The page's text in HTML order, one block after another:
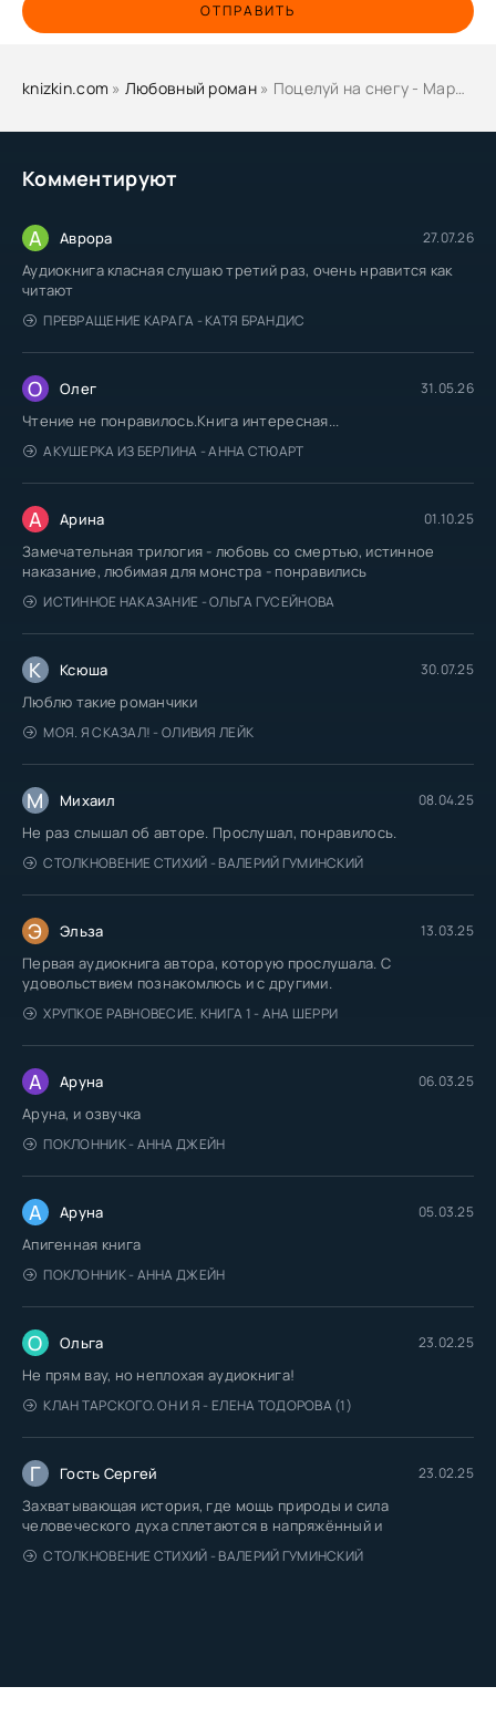
Комментируют
А Аврора 27.07.26
Аудиокнига класная слушаю третий раз, очень нравится как
читают
ПРЕВРАЩЕНИЕ КАРАГА - КАТЯ БРАНДИС
О Олег 31.05.26
Чтение не понравилось.Книга интересная...
АКУШЕРКА ИЗ БЕРЛИНА - АННА СТЮАРТ
А Арина 01.10.25
Замечательная трилогия - любовь со смертью, истинное
наказание, любимая для монстра - понравились
ИСТИННОЕ НАКАЗАНИЕ - ОЛЬГА ГУСЕЙНОВА
К Ксюша 30.07.25
Люблю такие романчики
МОЯ. Я СКАЗАЛ! - ОЛИВИЯ ЛЕЙК
М Михаил 08.04.25
Не раз слышал об авторе. Прослушал, понравилось.
СТОЛКНОВЕНИЕ СТИХИЙ - ВАЛЕРИЙ ГУМИНСКИЙ
Э Эльза 13.03.25
Первая аудиокнига автора, которую прослушала. С
удовольствием познакомлюсь и с другими.
ХРУПКОЕ РАВНОВЕСИЕ. КНИГА 1 - АНА ШЕРРИ
А Аруна 06.03.25
Аруна, и озвучка
ПОКЛОННИК - АННА ДЖЕЙН
А Аруна 05.03.25
Апигенная книга
ПОКЛОННИК - АННА ДЖЕЙН
О Ольга 23.02.25
Не прям вау, но неплохая аудиокнига!
КЛАН ТАРСКОГО. ОН И Я - ЕЛЕНА ТОДОРОВА (1)
Г Гость Сергей 23.02.25
Захватывающая история, где мощь природы и сила
человеческого духа сплетаются в напряжённый и
СТОЛКНОВЕНИЕ СТИХИЙ - ВАЛЕРИЙ ГУМИНСКИЙ
ОТПРАВИТЬ
knizkin.com » Любовный роман» Поцелуй на снегу - Марина Кистяева